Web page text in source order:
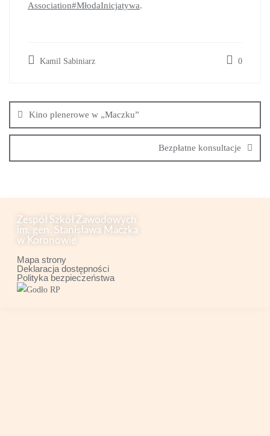
Association#MłodaInicjatywa.
Kamil Sabiniarz 0
Kino plenerowe w „Maczku”
Bezpłatne konsultacje
Zespół Szkół Zawodowych
im. gen. Stanisława Maczka
w Koronowie
Mapa strony
Deklaracja dostępności
Polityka bezpieczeństwa